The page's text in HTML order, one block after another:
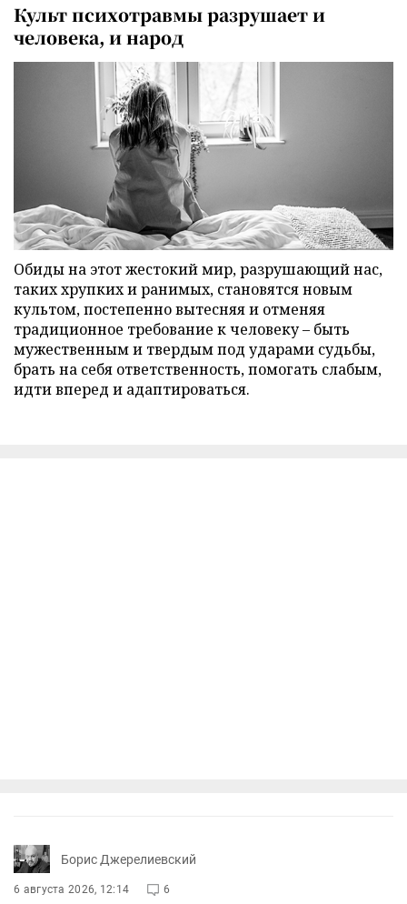
Культ психотравмы разрушает и
человека, и народ
Обиды на этот жестокий мир, разрушающий нас,
таких хрупких и ранимых, становятся новым
культом, постепенно вытесняя и отменяя
традиционное требование к человеку – быть
мужественным и твердым под ударами судьбы,
брать на себя ответственность, помогать слабым,
идти вперед и адаптироваться.
Борис Джерелиевский
6 августа 2026, 12:14 6